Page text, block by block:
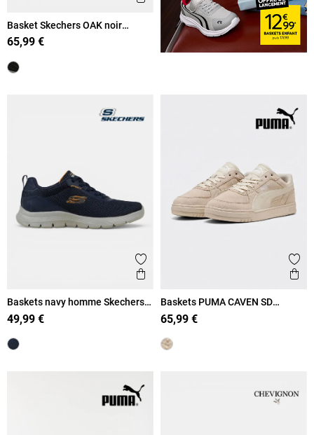
Basket Skechers OAK noir
homme (41-45)
65,99 €
Ajouter aux favoris
Aperçu rapide
Baskets navy homme Skechers
(41-46)
49,99 €
Baskets PUMA CAVEN SD
homme (40-45)
65,99 €